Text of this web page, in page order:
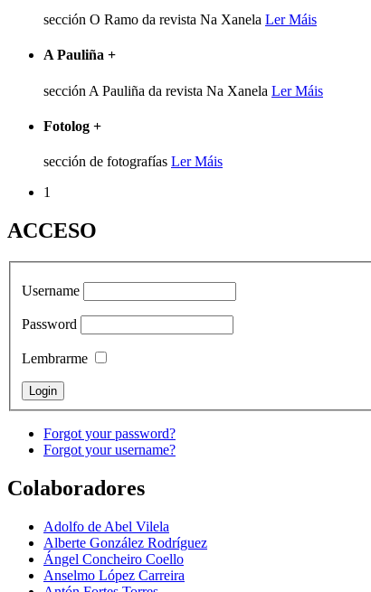
sección O Ramo da revista Na Xanela Ler Máis
A Pauliña +
sección A Pauliña da revista Na Xanela Ler Máis
Fotolog +
sección de fotografías Ler Máis
1
ACCESO
Username
Password
Lembrarme
Forgot your password?
Forgot your username?
Colaboradores
Adolfo de Abel Vilela
Alberte González Rodríguez
Ángel Concheiro Coello
Anselmo López Carreira